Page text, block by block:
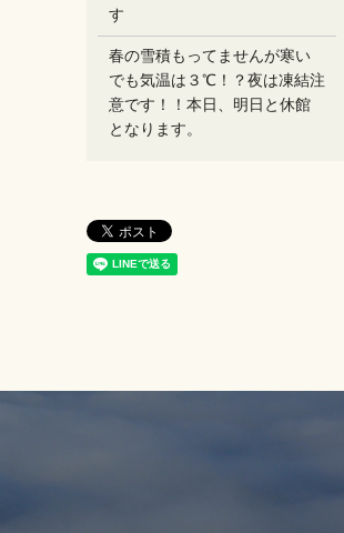
す
春の雪積もってませんが寒い
でも気温は３℃！？夜は凍結注
意です！！本日、明日と休館
となります。